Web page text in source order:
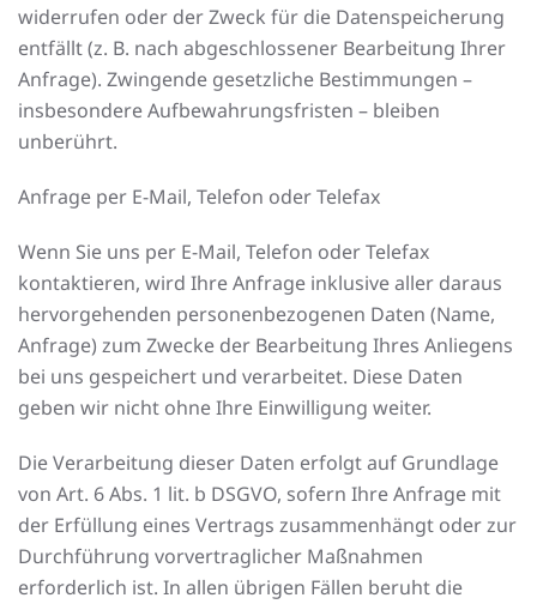
widerrufen oder der Zweck für die Datenspeicherung
entfällt (z. B. nach abgeschlossener Bearbeitung Ihrer
Anfrage). Zwingende gesetzliche Bestimmungen –
insbesondere Aufbewahrungsfristen – bleiben
unberührt.
Anfrage per E-Mail, Telefon oder Telefax
Wenn Sie uns per E-Mail, Telefon oder Telefax
kontaktieren, wird Ihre Anfrage inklusive aller daraus
hervorgehenden personenbezogenen Daten (Name,
Anfrage) zum Zwecke der Bearbeitung Ihres Anliegens
bei uns gespeichert und verarbeitet. Diese Daten
geben wir nicht ohne Ihre Einwilligung weiter.
Die Verarbeitung dieser Daten erfolgt auf Grundlage
von Art. 6 Abs. 1 lit. b DSGVO, sofern Ihre Anfrage mit
der Erfüllung eines Vertrags zusammenhängt oder zur
Durchführung vorvertraglicher Maßnahmen
erforderlich ist. In allen übrigen Fällen beruht die